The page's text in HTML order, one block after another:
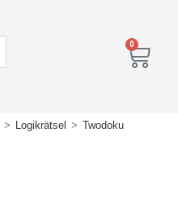
0
> Logikrätsel > Twodoku